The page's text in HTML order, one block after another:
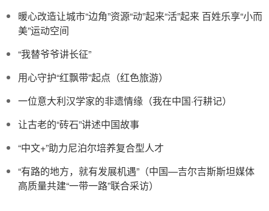
暖心改造让城市“边角”资源“动”起来“活”起来 百姓乐享“小而
美”运动空间
“我替爷爷讲长征”
用心守护“红飘带”起点（红色旅游）
一位意大利汉学家的非遗情缘（我在中国·行耕记）
让古老的“砖石”讲述中国故事
“中文+”助力尼泊尔培养复合型人才
“有路的地方，就有发展机遇”（中国—吉尔吉斯斯坦媒体
高质量共建“一带一路”联合采访）